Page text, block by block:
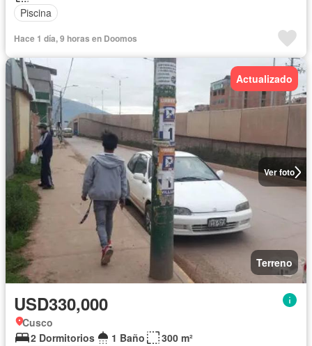
Piscina
Hace 1 día, 9 horas en Doomos
Ver foto
Actualizado
Terreno
USD330,000
Cusco
2 Dormitorios
1 Baño
300 m²